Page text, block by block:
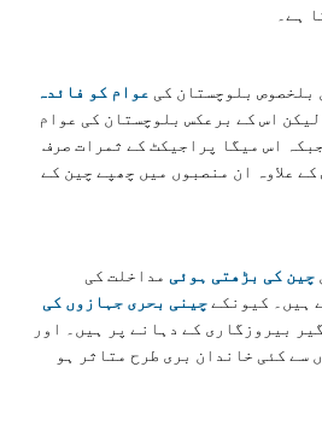
ہے۔
بلخصوص بلوچستان کی عوام کو فائدہ
لیکن اس کے برعکس بلوچستان کی عوام
اس میگا پراجیکٹ کے ثمرات صرف
علاوہ ان منصبوں میں چھپے چین کے
چین کی بڑھتی ہوئی مداخلت کی
ہیں۔ کیونکے چینی بحری جہازوں کی
گیر بیروزگاری کے دہانے پر ہیں۔ اور
سے کئی خاندان بری طرح متاثر ہو